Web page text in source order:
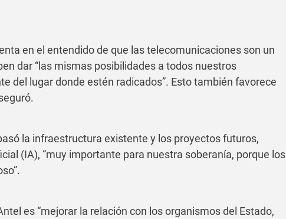
en el entendido de que las telecomunicaciones son un
dar “las mismas posibilidades a todos nuestros
del lugar donde estén radicados”. Esto también favorece
la infraestructura existente y los proyectos futuros,
(IA), “muy importante para nuestra soberanía, porque los
es “mejorar la relación con los organismos del Estado,